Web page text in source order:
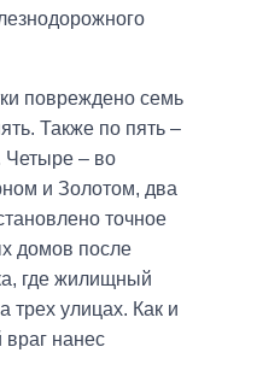
повреждено семь
Также по пять –
Четыре – во
и Золотом, два
точное
домов после
где жилищный
трех улицах. Как и
враг нанес